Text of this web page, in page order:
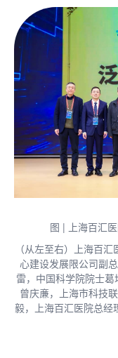
图 | 上海百汇
（从左至右）上海百
心建设发展限公司副
雷，中国科学院院士
曾庆亷，上海市科技
毅，上海百汇医院总经